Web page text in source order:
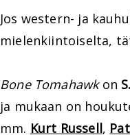
Jos western- ja
mielenkiintoiselta,
Bone Tomahawkon
ja mukaan on
mm. Kurt Russell,